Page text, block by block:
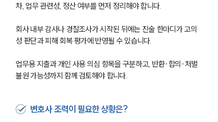
차, 업무 관련성, 정산 여부를 먼저 정리해야 합니다.
회사 내부 감사나 경찰조사가 시작된 뒤에는 진술 한마디가 고의
성 판단과 피해 회복 평가에 반영될 수 있습니다.
업무용 지출과 개인 사용 의심 항목을 구분하고, 반환·합의·처벌
불원 가능성까지 함께 검토해야 합니다.
변호사 조력이 필요한 상황은?